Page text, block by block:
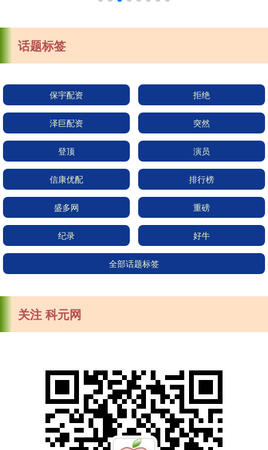
话题标签
保宇配资 拒绝
泽巨配资 突然
登顶 演员
信康优配 排行榜
盛多网 重磅
纪录 好牛
全部话题标签
关注 科元网